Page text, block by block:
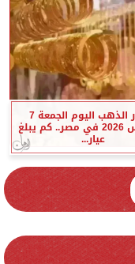
أسعار الذهب اليوم الجمعة 7
أغسطس 2026 في مصر.. كم يبلغ
عيار...